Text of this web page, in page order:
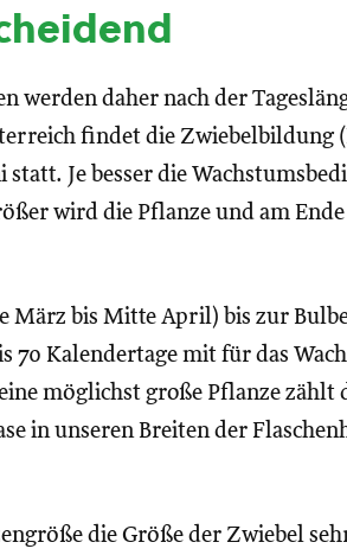
werden daher nach der
findet die Zwiebelbildung
Je besser die
wird die Pflanze und am
März bis Mitte April) bis zur
70 Kalendertage mit für das
möglichst große Pflanze zählt
in unseren Breiten der
die Größe der Zwiebel